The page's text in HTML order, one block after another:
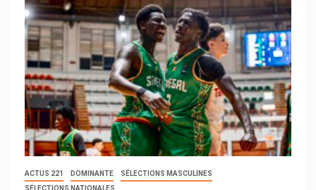
ACTUS 221 DOMINANTE
SÉLECTIONS MASCULINES
SÉLECTIONS NATIONALES